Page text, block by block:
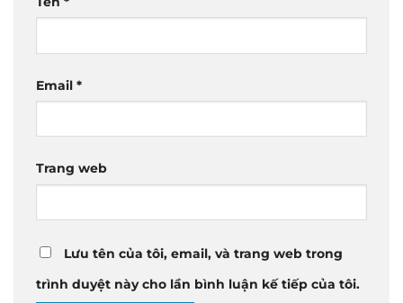
Email *
Trang web
Lưu tên của tôi, email, và trang web trong
trình duyệt này cho lần bình luận kế tiếp của tôi.